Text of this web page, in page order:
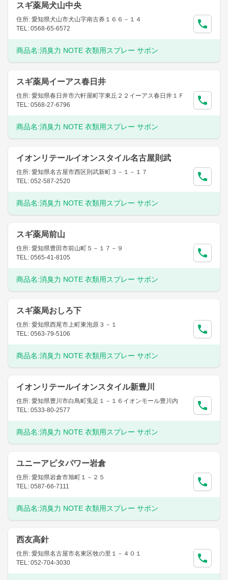
スギ薬局犬山中央
住所: 愛知県犬山市犬山字南古券１６６－１４
TEL: 0568-65-6572
商品名:消臭力 NOTE 衣類用スプレー サボン
スギ薬局イーアス春日井
住所: 愛知県春日井市六軒屋町字東丘２２イーアス春日井１Ｆ
TEL: 0568-27-6796
商品名:消臭力 NOTE 衣類用スプレー サボン
イオンリテールイオンスタイル名古屋則武
住所: 愛知県名古屋市西区則武新町３－１－１７
TEL: 052-587-2520
商品名:消臭力 NOTE 衣類用スプレー サボン
スギ薬局前山
住所: 愛知県豊田市前山町５－１７－９
TEL: 0565-41-8105
商品名:消臭力 NOTE 衣類用スプレー サボン
スギ薬局おしろ下
住所: 愛知県西尾市上町東泡原３－１
TEL: 0563-79-5106
商品名:消臭力 NOTE 衣類用スプレー サボン
イオンリテールイオンスタイル新豊川
住所: 愛知県豊川市白鳥町兎足１－１６イオンモール豊川内
TEL: 0533-80-2577
商品名:消臭力 NOTE 衣類用スプレー サボン
ユニーアピタパワー岩倉
住所: 愛知県岩倉市旭町１－２５
TEL: 0587-66-7111
商品名:消臭力 NOTE 衣類用スプレー サボン
西友高針
住所: 愛知県名古屋市名東区牧の里１－４０１
TEL: 052-704-3030